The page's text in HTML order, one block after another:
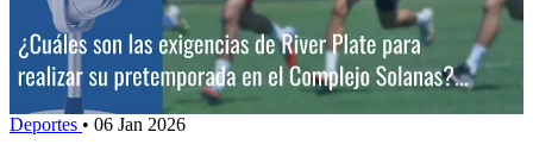
Deportes • 06 Jan 2026